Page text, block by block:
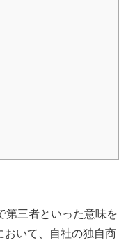
第三者といった意味を
おいて、自社の独自商